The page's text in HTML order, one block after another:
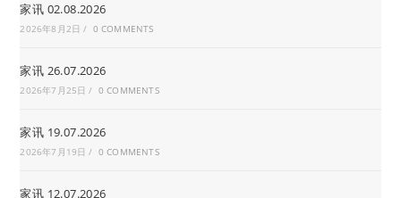
家讯 02.08.2026
2026年8月2日 / 0 COMMENTS
家讯 26.07.2026
2026年7月25日 / 0 COMMENTS
家讯 19.07.2026
2026年7月19日 / 0 COMMENTS
家讯 12.07.2026